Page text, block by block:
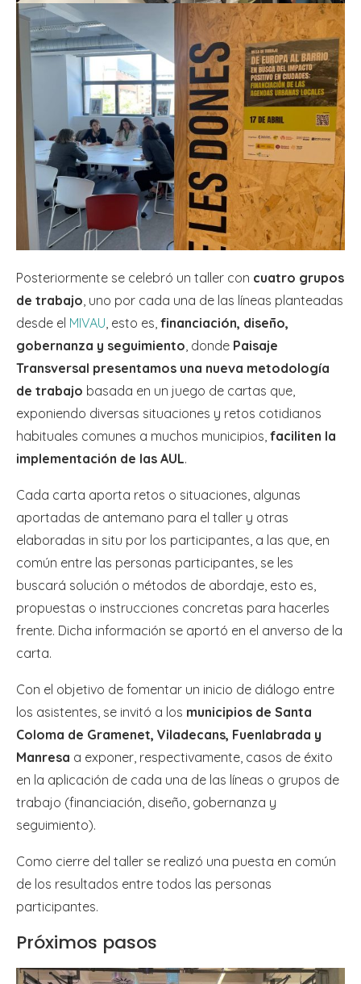
Posteriormente se celebró un taller con cuatro grupos
de trabajo, uno por cada una de las líneas planteadas
desde el MIVAU, esto es, financiación, diseño,
gobernanza y seguimiento, donde Paisaje
Transversal presentamos una nueva metodología
de trabajo basada en un juego de cartas que,
exponiendo diversas situaciones y retos cotidianos
habituales comunes a muchos municipios, faciliten la
implementación de las AUL.
Cada carta aporta retos o situaciones, algunas
aportadas de antemano para el taller y otras
elaboradas in situ por los participantes, a las que, en
común entre las personas participantes, se les
buscará solución o métodos de abordaje, esto es,
propuestas o instrucciones concretas para hacerles
frente. Dicha información se aportó en el anverso de la
carta.
Con el objetivo de fomentar un inicio de diálogo entre
los asistentes, se invitó a los municipios de Santa
Coloma de Gramenet, Viladecans, Fuenlabrada y
Manresa a exponer, respectivamente, casos de éxito
en la aplicación de cada una de las líneas o grupos de
trabajo (financiación, diseño, gobernanza y
seguimiento).
Como cierre del taller se realizó una puesta en común
de los resultados entre todos las personas
participantes.
Próximos pasos